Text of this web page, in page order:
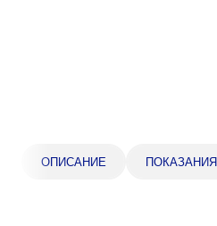
ОПИСАНИЕ ПОКАЗАНИЯ